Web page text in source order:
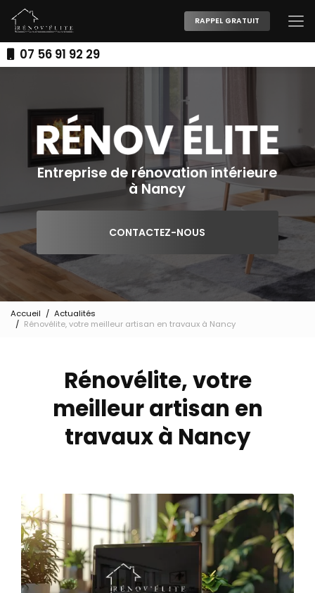
au
contenu
principal07 56 91 92 29
RAPPEL GRATUIT
Entreprise de rénovation intérieure
à Nancy
CONTACTEZ-NOUS
Accueil
Actualités
Rénovélite, votre meilleur artisan en travaux à Nancy
Rénovélite, votre
meilleur artisan en
travaux à Nancy